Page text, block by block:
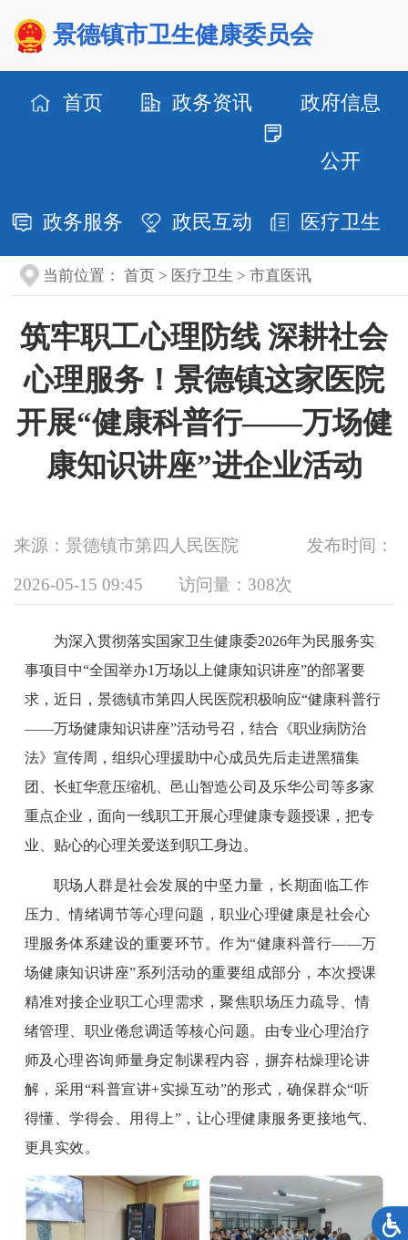
景德镇市卫生健康委员会
首页 政务资讯 政府信息
公开
政务服务 政民互动 医疗卫生
当前位置： 首页> 医疗卫生 > 市直医讯
筑牢职工心理防线 深耕社会
心理服务！景德镇这家医院
开展“健康科普行——万场健
康知识讲座”进企业活动
来源：景德镇市第四人民医院 发布时间：
2026-05-15 09:45 访问量： 308次
为深入贯彻落实国家卫生健康委2026年为民服务实
事项目中“全国举办1万场以上健康知识讲座”的部署要
求，近日，景德镇市第四人民医院积极响应“健康科普行
——万场健康知识讲座”活动号召，结合《职业病防治
法》宣传周，组织心理援助中心成员先后走进黑猫集
团、长虹华意压缩机、邑山智造公司及乐华公司等多家
重点企业，面向一线职工开展心理健康专题授课，把专
业、贴心的心理关爱送到职工身边。
职场人群是社会发展的中坚力量，长期面临工作
压力、情绪调节等心理问题，职业心理健康是社会心
理服务体系建设的重要环节。作为“健康科普行——万
场健康知识讲座”系列活动的重要组成部分，本次授课
精准对接企业职工心理需求，聚焦职场压力疏导、情
绪管理、职业倦怠调适等核心问题。由专业心理治疗
师及心理咨询师量身定制课程内容，摒弃枯燥理论讲
解，采用“科普宣讲+实操互动”的形式，确保群众“听
得懂、学得会、用得上”，让心理健康服务更接地气、
更具实效。